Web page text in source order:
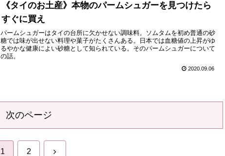
《タイのお土産》本物のパームシュガーを見つけたら
すぐに買え
パームシュガーはタイの台所に欠かせない調味料。ソムタムを初め普通の砂
糖では味が出せない料理や菓子がたくさんある。日本では血糖値の上昇がゆ
るやかな健康によい砂糖として知られている。そのパームシュガーについて
の話。
2020.09.06
次のページ
1 2 次